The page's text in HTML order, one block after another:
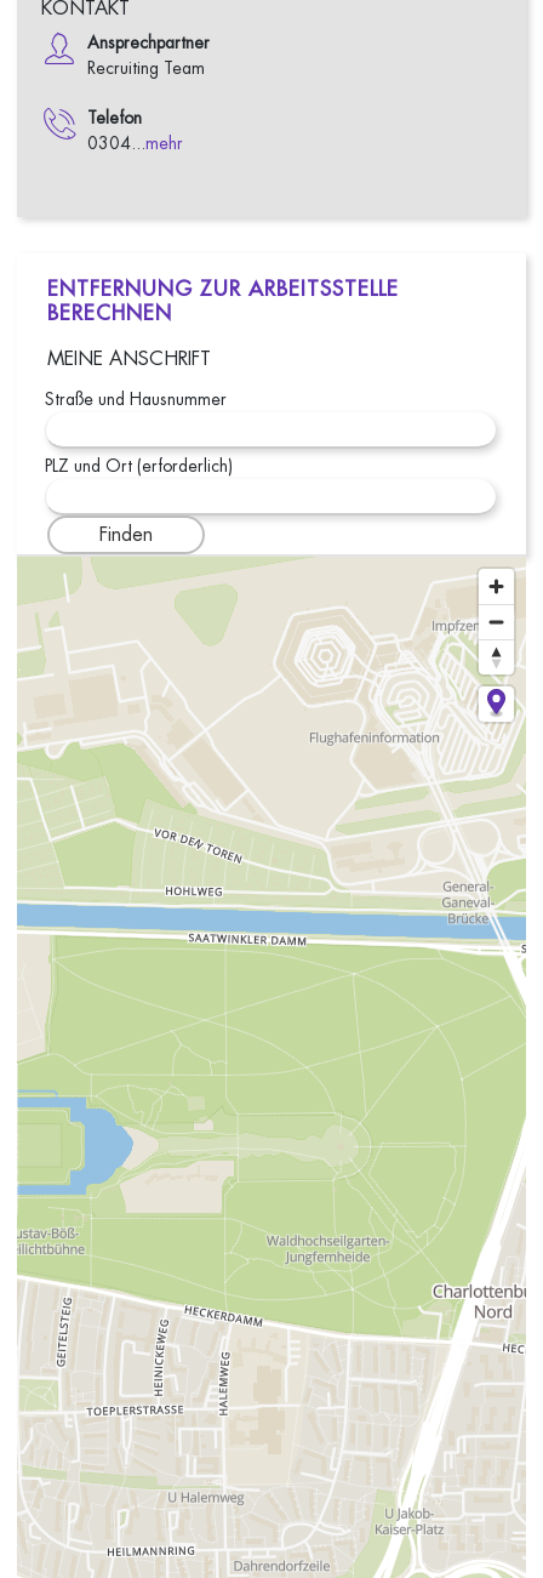
KONTAKT
Ansprechpartner
Recruiting Team
Telefon
0304... mehr
ENTFERNUNG ZUR ARBEITSSTELLE
BERECHNEN
MEINE ANSCHRIFT
Straße und Hausnummer
PLZ und Ort (erforderlich)
Finden